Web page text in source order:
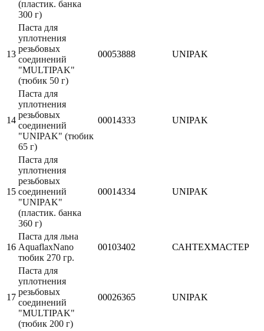
(пластик. банка
300 г)
13
Паста для
уплотнения
резьбовых
соединений
"MULTIPAK"
(тюбик 50 г)
00053888 UNIPAK
14
Паста для
уплотнения
резьбовых
соединений
"UNIPAK" (тюбик
65 г)
00014333 UNIPAK
15
Паста для
уплотнения
резьбовых
соединений
"UNIPAK"
(пластик. банка
360 г)
00014334 UNIPAK
16
Паста для льна
AquaflaxNano
тюбик 270 гр.
00103402 САНТЕХМАСТЕР
17
Паста для
уплотнения
резьбовых
соединений
"MULTIPAK"
(тюбик 200 г)
00026365 UNIPAK